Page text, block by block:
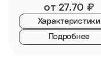
от 27,70 ₽
Характеристики
Подробнее